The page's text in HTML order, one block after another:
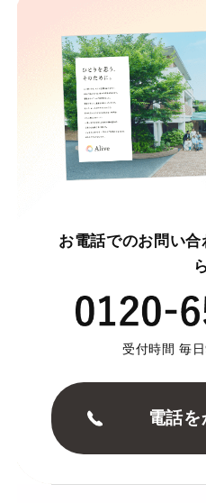
お電話でのお問い
ら
受付時間 毎
電話